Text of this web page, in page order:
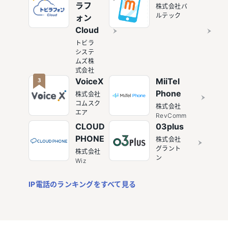
ラフ
ォン
Cloud
トビラ
システ
ムズ株
式会社
株式会社バ
ルテック
3 VoiceX
株式会社
コムスク
エア
MiiTel
Phone
株式会社
RevComm
CLOUD
PHONE
株式会社
Wiz
03plus
株式会社
グラント
ン
IP電話のランキングをすべて見る